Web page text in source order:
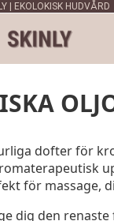
| EKOLOKISK HUDVÅRD
dofter för
för massage,
den